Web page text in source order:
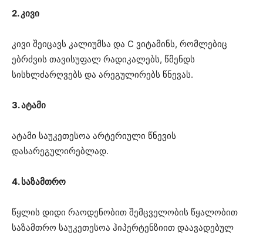
2. კივი
კივი შეიცავს კალიუმსა და C ვიტამინს, რომლებიც
ებრძვის თავისუფალ რადიკალებს, წმენდს
სისხლძარღვებს და არეგულირებს წნევას.
3. ატამი
ატამი საუკეთესოა არტერიული წნევის
დასარეგულირებლად.
4. საზამთრო
წყლის დიდი რაოდენობით შემცველობის წყალობით
საზამთრო საუკეთესოა ჰიპერტენზიით დაავადებულ